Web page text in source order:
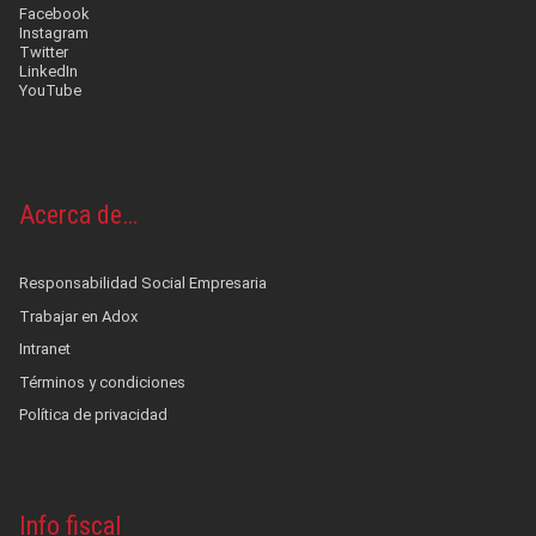
Facebook
Instagram
Twitter
LinkedIn
YouTube
Acerca de…
Responsabilidad Social Empresaria
Trabajar en Adox
Intranet
Términos y condiciones
Política de privacidad
Info fiscal